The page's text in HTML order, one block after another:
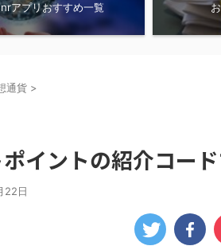
アプリおすすめ一覧
通貨 >
ポイントの紹介コー
22日